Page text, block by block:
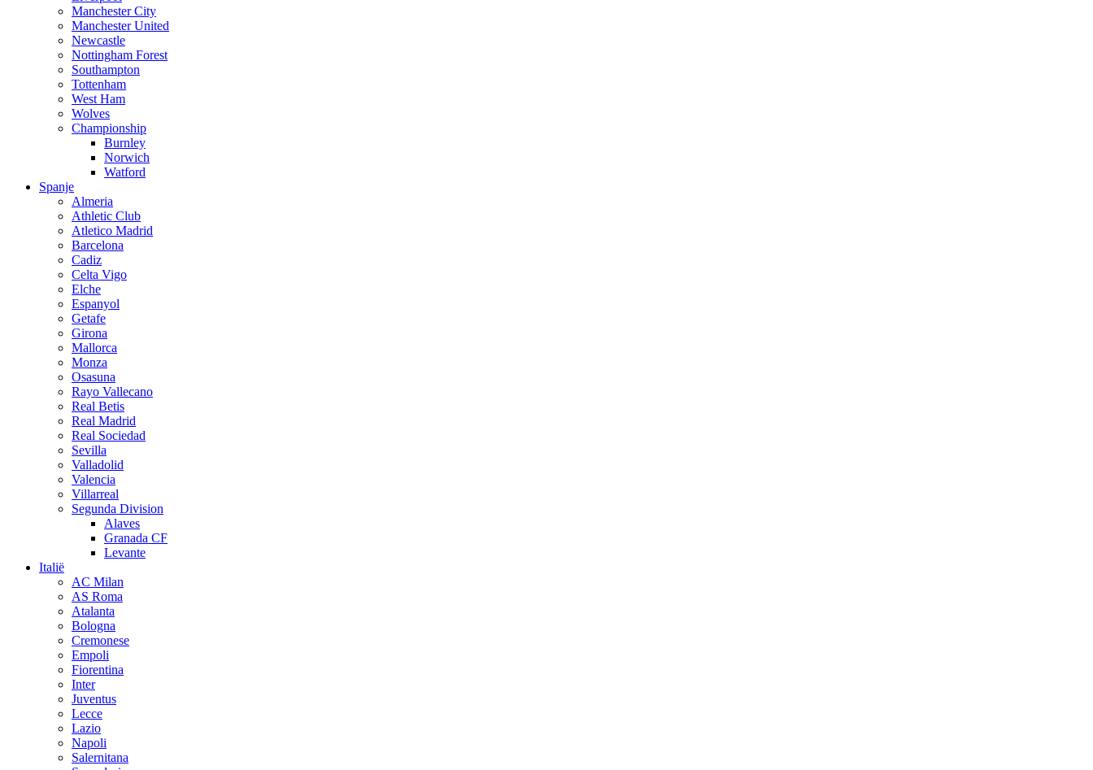
Manchester City
Manchester United
Newcastle
Nottingham Forest
Southampton
Tottenham
West Ham
Wolves
Championship
Burnley
Norwich
Watford
Spanje
Almeria
Athletic Club
Atletico Madrid
Barcelona
Cadiz
Celta Vigo
Elche
Espanyol
Getafe
Girona
Mallorca
Monza
Osasuna
Rayo Vallecano
Real Betis
Real Madrid
Real Sociedad
Sevilla
Valladolid
Valencia
Villarreal
Segunda Division
Alaves
Granada CF
Levante
Italië
AC Milan
AS Roma
Atalanta
Bologna
Cremonese
Empoli
Fiorentina
Inter
Juventus
Lecce
Lazio
Napoli
Salernitana